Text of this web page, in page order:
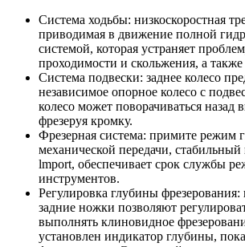
Система ходьбы: низкоскоростная
приводимая в движение полной
системой, которая устраняет
проходимости и скольжения, а также
Система подвески: заднее колесо
независимое опорное колесо с
колесо может поворачиваться назад
фрезеруя кромку.
Фрезерная система: примите режим
механической передачи,
lmport, обеспечивает срок службы
инструментов.
Регулировка глубины фрезерования:
задние ножки позволяют
выполнять клиновидное
установлен индикатор глубины,